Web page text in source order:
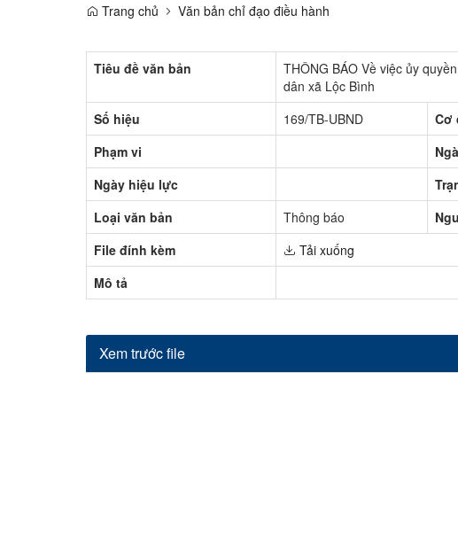
Tuyên truyền về sản phẩm OCOP
THÔNG TIN TUYỂN DỤNG
ỨNG DỤNG CÔNG NGHỆ THÔNG TIN
CÔNG DÂN
Nhân sự
Hỏi đáp
Trang chủ Văn bản chỉ đạo điều hành
Tiêu đề văn bản
THÔNG BÁO Về việc ủy
dân xã Lộc Bình
Số hiệu
169/TB-UBND
Cơ
Phạm vi
Ngày hiệu lực
Loại văn bản
Thông báo
File đính kèm
Tải xuống
Mô tả
Xem trước file